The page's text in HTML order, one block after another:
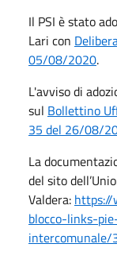
Il PSI è stato
Lari con
05/08/2020.
L'avviso di
sul Bollettino
35 del 26/08/
La
del sito
Valdera: https://
blocco-links-
intercomunale/